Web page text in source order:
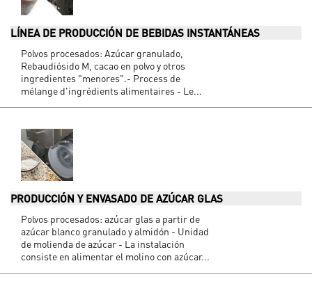
LÍNEA DE PRODUCCIÓN DE BEBIDAS INSTANTÁNEAS
Polvos procesados: Azúcar granulado,
Rebaudiósido M, cacao en polvo y otros
ingredientes "menores".- Process de
mélange d'ingrédients alimentaires - Le...
PRODUCCIÓN Y ENVASADO DE AZÚCAR GLAS
Polvos procesados: azúcar glas a partir de
azúcar blanco granulado y almidón - Unidad
de molienda de azúcar - La instalación
consiste en alimentar el molino con azúcar...